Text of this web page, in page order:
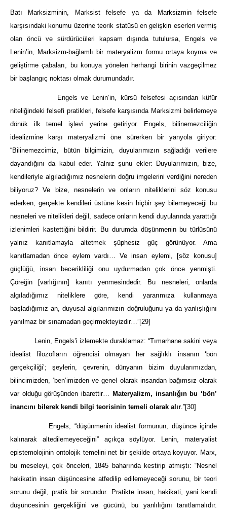
Batı Marksizminin, Marksist felsefe ya da Marksizmin felsefe
karşısındaki konumu üzerine teorik statüsü en gelişkin eserleri vermiş
olan öncü ve sürdürücüleri kapsam dışında tutulursa, Engels ve
Lenin’in, Marksizm-bağlamlı bir materyalizm formu ortaya koyma ve
geliştirme çabaları, bu konuya yönelen herhangi birinin vazgeçilmez
bir başlangıç noktası olmak durumundadır.
Engels ve Lenin’in, kürsü felsefesi açısından küfür
niteliğindeki felsefi pratikleri, felsefe karşısında Marksizmi belirlemeye
dönük ilk temel işlevi yerine getiriyor. Engels, bilinemezciliğin
idealizmine karşı materyalizmi öne sürerken bir yanyola giriyor:
“Bilinemezcimiz, bütün bilgimizin, duyularımızın sağladığı verilere
dayandığını da kabul eder. Yalnız şunu ekler: Duyularımızın, bize,
kendileriyle algıladığımız nesnelerin doğru imgelerini verdiğini nereden
biliyoruz? Ve bize, nesnelerin ve onların niteliklerini söz konusu
ederken, gerçekte kendileri üstüne kesin hiçbir şey bilemeyeceği bu
nesneleri ve nitelikleri değil, sadece onların kendi duyularında yarattığı
izlenimleri kastettiğini bildirir. Bu durumda düşünmenin bu türlüsünü
yalnız kanıtlamayla altetmek şüphesiz güç görünüyor. Ama
kanıtlamadan önce eylem vardı… Ve insan eylemi, [söz konusu]
güçlüğü, insan becerikliliği onu uydurmadan çok önce yenmişti.
Çöreğin [varlığının] kanıtı yenmesindedir. Bu nesneleri, onlarda
algıladığımız niteliklere göre, kendi yararımıza kullanmaya
başladığımız an, duyusal algılarımızın doğruluğunu ya da yanlışlığını
yanılmaz bir sınamadan geçirmekteyizdir…”[29]
Lenin, Engels’i izlemekte duraklamaz: “Tımarhane sakini veya
idealist filozofların öğrencisi olmayan her sağlıklı insanın ‘bön
gerçekçiliği’; şeylerin, çevrenin, dünyanın bizim duyularımızdan,
bilincimizden, ‘ben’imizden ve genel olarak insandan bağımsız olarak
var olduğu görüşünden ibarettir… Materyalizm, insanlığın bu ‘bön’
inancını bilerek kendi bilgi teorisinin temeli olarak alır.”[30]
Engels, “düşünmenin idealist formunun, düşünce içinde
kalınarak altedilemeyeceğini” açıkça söylüyor. Lenin, materyalist
epistemolojinin ontolojik temelini net bir şekilde ortaya koyuyor. Marx,
bu meseleyi, çok önceleri, 1845 baharında kestirip atmıştı: “Nesnel
hakikatin insan düşüncesine atfedilip edilemeyeceği sorunu, bir teori
sorunu değil, pratik bir sorundur. Pratikte insan, hakikati, yani kendi
düşüncesinin gerçekliğini ve gücünü, bu yanlılığını tanıtlamalıdır.